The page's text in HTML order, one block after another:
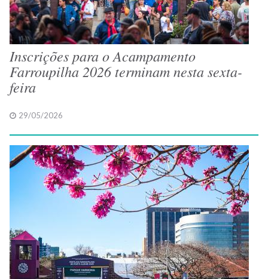
Inscrições para o Acampamento
Farroupilha 2026 terminam nesta sexta-
feira
29/05/2026